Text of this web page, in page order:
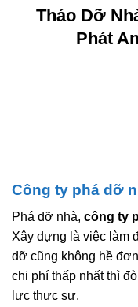
Tháo Dỡ
Phát
Công ty phá dỡ
Phá dỡ nhà, công ty
Xây dựng là việc làm
dỡ cũng không hề
chi phí thấp nhất thì
lực thực sự.